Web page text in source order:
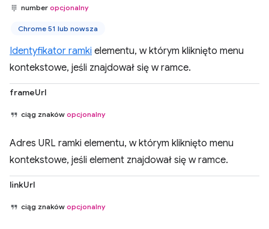
number opcjonalny
Chrome 51 lub nowsza
Identyfikator ramki elementu, w którym kliknięto menu
kontekstowe, jeśli znajdował się w ramce.
frameUrl
ciąg znaków opcjonalny
Adres URL ramki elementu, w którym kliknięto menu
kontekstowe, jeśli element znajdował się w ramce.
linkUrl
ciąg znaków opcjonalny